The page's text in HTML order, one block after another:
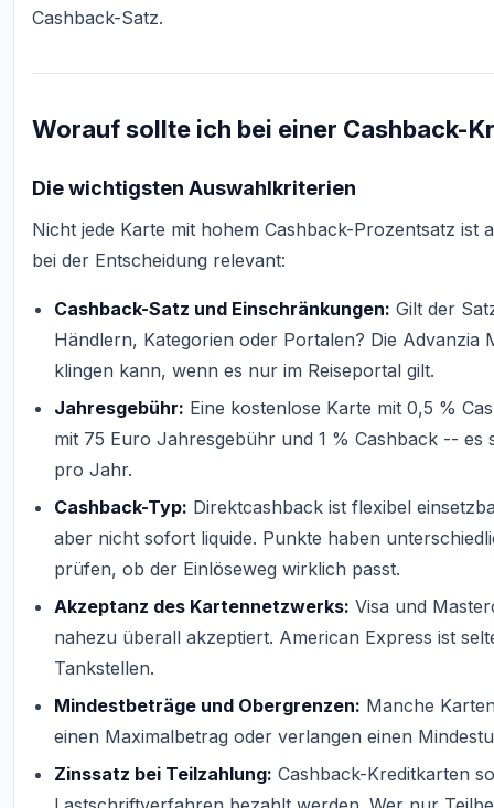
Cashback-Satz.
Worauf sollte ich bei einer Cashback-
Die wichtigsten Auswahlkriterien
Nicht jede Karte mit hohem Cashback-Prozentsatz ist
bei der Entscheidung relevant:
Cashback-Satz und Einschränkungen: Gilt der
Händlern, Kategorien oder Portalen? Die
klingen kann, wenn es nur im Reiseportal gilt.
Jahresgebühr: Eine kostenlose Karte mit 0,5 %
mit 75 Euro Jahresgebühr und 1 % Cashback -- es
pro Jahr.
Cashback-Typ: Direktcashback ist flexibel
aber nicht sofort liquide. Punkte haben
prüfen, ob der Einlöseweg wirklich passt.
Akzeptanz des Kartennetzwerks: Visa und
nahezu überall akzeptiert. American Express ist
Tankstellen.
Mindestbeträge und Obergrenzen: Manche
einen Maximalbetrag oder verlangen einen
Zinssatz bei Teilzahlung: Cashback-Kreditkarten